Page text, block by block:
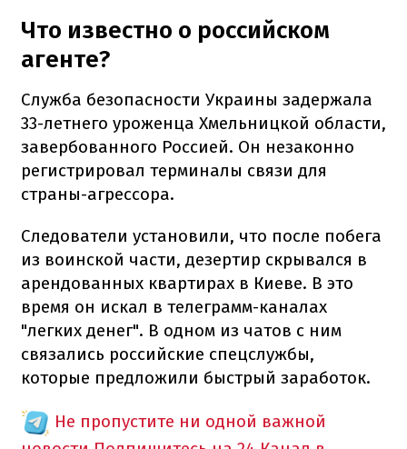
Что известно о российском
агенте?
Служба безопасности Украины задержала
33-летнего уроженца Хмельницкой области,
завербованного Россией. Он незаконно
регистрировал терминалы связи для
страны-агрессора.
Следователи установили, что после побега
из воинской части, дезертир скрывался в
арендованных квартирах в Киеве. В это
время он искал в телеграмм-каналах
"легких денег". В одном из чатов с ним
связались российские спецслужбы,
которые предложили быстрый заработок.
Не пропустите ни одной важной